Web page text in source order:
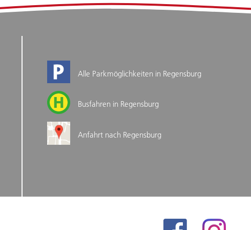
Alle Parkmöglichkeiten in Regensburg
Busfahren in Regensburg
Anfahrt nach Regensburg